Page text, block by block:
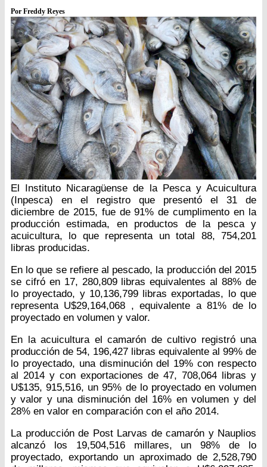
Por Freddy Reyes
El Instituto Nicaragüense de la Pesca y Acuicultura
(Inpesca) en el registro que presentó el 31 de
diciembre de 2015, fue de 91% de cumplimento en la
producción estimada, en productos de la pesca y
acuicultura, lo que representa un total 88, 754,201
libras producidas.
En lo que se refiere al pescado, la producción del 2015
se cifró en 17, 280,809 libras equivalentes al 88% de
lo proyectado, y 10,136,799 libras exportadas, lo que
representa U$29,164,068 , equivalente a 81% de lo
proyectado en volumen y valor.
En la acuicultura el camarón de cultivo registró una
producción de 54, 196,427 libras equivalente al 99% de
lo proyectado, una disminución del 19% con respecto
al 2014 y con exportaciones de 47, 708,064 libras y
U$135, 915,516, un 95% de lo proyectado en volumen
y valor y una disminución del 16% en volumen y del
28% en valor en comparación con el año 2014.
La producción de Post Larvas de camarón y Nauplios
alcanzó los 19,504,516 millares, un 98% de lo
proyectado, exportando un aproximado de 2,528,790